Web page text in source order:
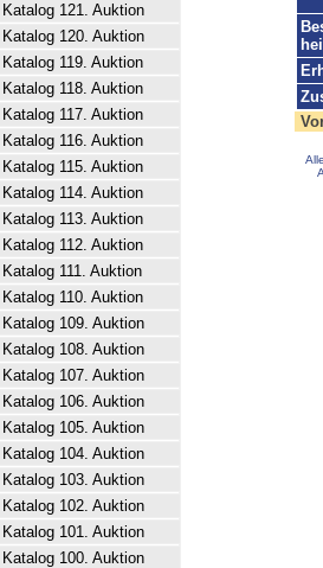
Katalog 121. Auktion
Katalog 120. Auktion
Katalog 119. Auktion
Katalog 118. Auktion
Katalog 117. Auktion
Katalog 116. Auktion
Katalog 115. Auktion
Katalog 114. Auktion
Katalog 113. Auktion
Katalog 112. Auktion
Katalog 111. Auktion
Katalog 110. Auktion
Katalog 109. Auktion
Katalog 108. Auktion
Katalog 107. Auktion
Katalog 106. Auktion
Katalog 105. Auktion
Katalog 104. Auktion
Katalog 103. Auktion
Katalog 102. Auktion
Katalog 101. Auktion
Katalog 100. Auktion